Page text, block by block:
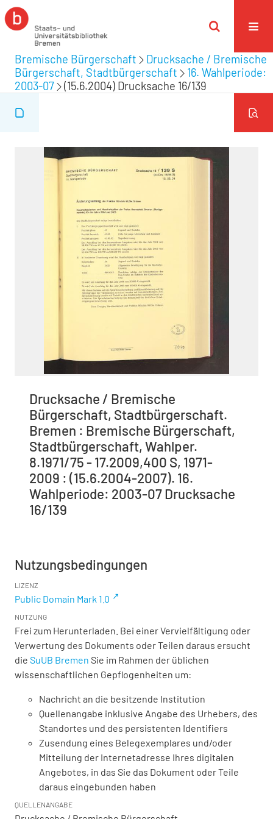
Bremische Bürgerschaft
Drucksache / Bremische
Bürgerschaft, Stadtbürgerschaft
16. Wahlperiode:
2003-07
(15.6.2004) Drucksache 16/139
Drucksache / Bremische
Bürgerschaft, Stadtbürgerschaft.
Bremen : Bremische Bürgerschaft,
Stadtbürgerschaft, Wahlper.
8.1971/75 - 17.2009,400 S, 1971-
2009 : (15.6.2004-2007). 16.
Wahlperiode: 2003-07 Drucksache
16/139
Nutzungsbedingungen
LIZENZ
Public Domain Mark 1.0
NUTZUNG
Frei zum Herunterladen. Bei einer Vervielfältigung oder
Verwertung des Dokuments oder Teilen daraus ersucht
die SuUB Bremen Sie im Rahmen der üblichen
wissenschaftlichen Gepflogenheiten um:
Nachricht an die besitzende Institution
Quellenangabe inklusive Angabe des Urhebers, des
Standortes und des persistenten Identifiers
Zusendung eines Belegexemplares und/oder
Mitteilung der Internetadresse Ihres digitalen
Angebotes, in das Sie das Dokument oder Teile
daraus eingebunden haben
QUELLENANGABE